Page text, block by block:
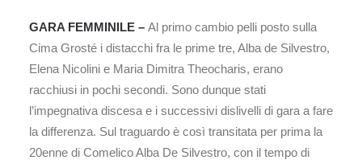
GARA FEMMINILE – Al primo cambio pelli posto sulla
Cima Grosté i distacchi fra le prime tre, Alba de Silvestro,
Elena Nicolini e Maria Dimitra Theocharis, erano
racchiusi in pochi secondi. Sono dunque stati
l’impegnativa discesa e i successivi dislivelli di gara a fare
la differenza. Sul traguardo è così transitata per prima la
20enne di Comelico Alba De Silvestro, con il tempo di